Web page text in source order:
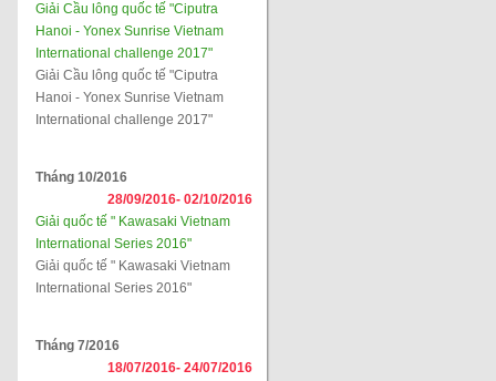
Giải Cầu lông quốc tế "Ciputra
Hanoi - Yonex Sunrise Vietnam
International challenge 2017"
Giải Cầu lông quốc tế "Ciputra
Hanoi - Yonex Sunrise Vietnam
International challenge 2017"
Tháng 10/2016
28/09/2016- 02/10/2016
Giải quốc tế " Kawasaki Vietnam
International Series 2016"
Giải quốc tế " Kawasaki Vietnam
International Series 2016"
Tháng 7/2016
18/07/2016- 24/07/2016